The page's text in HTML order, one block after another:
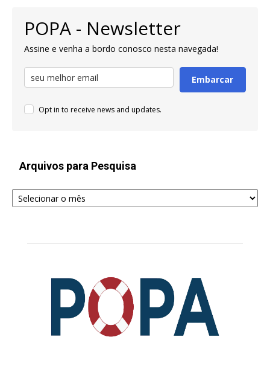
POPA - Newsletter
Assine e venha a bordo conosco nesta navegada!
Embarcar
Opt in to receive news and updates.
Arquivos para Pesquisa
Arquivos
para